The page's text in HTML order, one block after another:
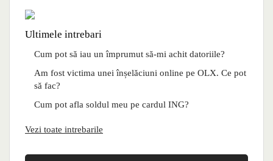
Ultimele intrebari
Cum pot să iau un împrumut să-mi achit datoriile?
Am fost victima unei înșelăciuni online pe OLX. Ce pot
să fac?
Cum pot afla soldul meu pe cardul ING?
Vezi toate intrebarile